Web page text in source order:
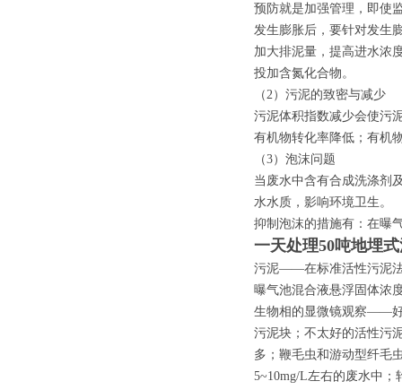
预防就是加强管理，即使
发生膨胀后，要针对发生
加大排泥量，提高进水浓
投加含氮化合物。
（2）污泥的致密与减少
污泥体积指数减少会使污
有机物转化率降低；有机
（3）泡沫问题
当废水中含有合成洗涤剂
水水质，影响环境卫生。
抑制泡沫的措施有：在曝
一天处理50吨地埋
污泥——在标准活性污泥法
曝气池混合液悬浮固体浓
生物相的显微镜观察——好
污泥块；不太好的活性污
多；鞭毛虫和游动型纤毛
5~10mg/L左右的废水中